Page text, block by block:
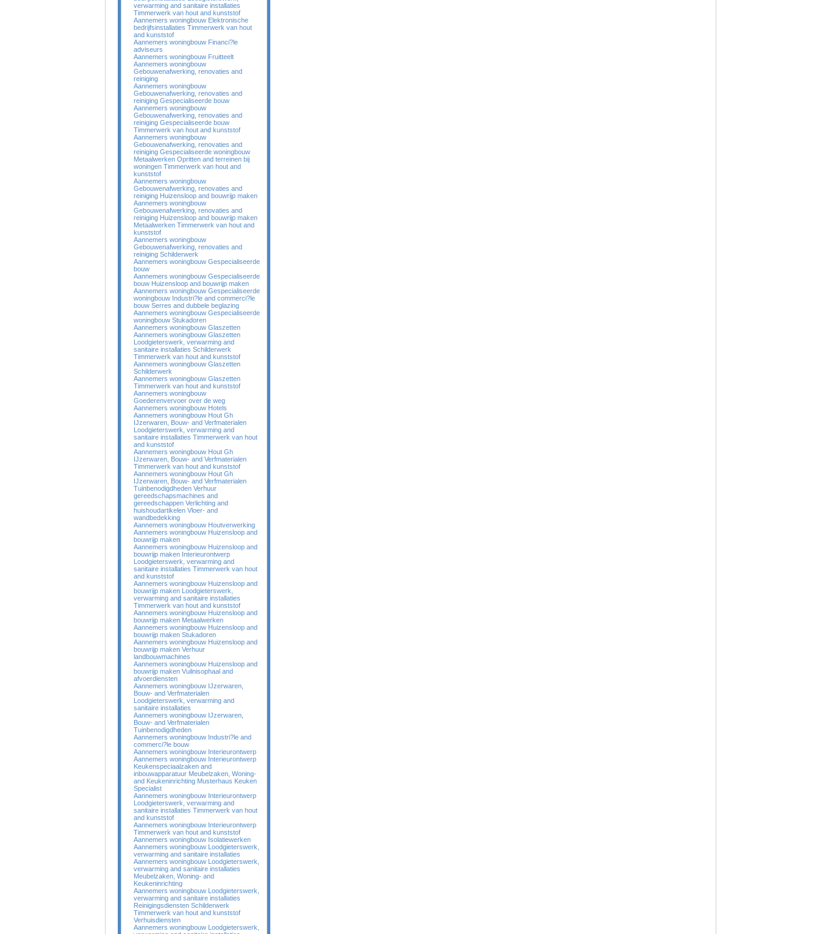
verwarming and sanitaire installaties
Timmerwerk van hout and kunststof
Aannemers woningbouw Elektronische
bedrijfsinstallaties Timmerwerk van hout
and kunststof
Aannemers woningbouw Financi?le
adviseurs
Aannemers woningbouw Fruitteelt
Aannemers woningbouw
Gebouwenafwerking, renovaties and
reiniging
Aannemers woningbouw
Gebouwenafwerking, renovaties and
reiniging Gespecialiseerde bouw
Aannemers woningbouw
Gebouwenafwerking, renovaties and
reiniging Gespecialiseerde bouw
Timmerwerk van hout and kunststof
Aannemers woningbouw
Gebouwenafwerking, renovaties and
reiniging Gespecialiseerde woningbouw
Metaalwerken Opritten and terreinen bij
woningen Timmerwerk van hout and
kunststof
Aannemers woningbouw
Gebouwenafwerking, renovaties and
reiniging Huizensloop and bouwrijp maken
Aannemers woningbouw
Gebouwenafwerking, renovaties and
reiniging Huizensloop and bouwrijp maken
Metaalwerken Timmerwerk van hout and
kunststof
Aannemers woningbouw
Gebouwenafwerking, renovaties and
reiniging Schilderwerk
Aannemers woningbouw Gespecialiseerde
bouw
Aannemers woningbouw Gespecialiseerde
bouw Huizensloop and bouwrijp maken
Aannemers woningbouw Gespecialiseerde
woningbouw Industri?le and commerci?le
bouw Serres and dubbele beglazing
Aannemers woningbouw Gespecialiseerde
woningbouw Stukadoren
Aannemers woningbouw Glaszetten
Aannemers woningbouw Glaszetten
Loodgieterswerk, verwarming and
sanitaire installaties Schilderwerk
Timmerwerk van hout and kunststof
Aannemers woningbouw Glaszetten
Schilderwerk
Aannemers woningbouw Glaszetten
Timmerwerk van hout and kunststof
Aannemers woningbouw
Goederenvervoer over de weg
Aannemers woningbouw Hotels
Aannemers woningbouw Hout Gh
IJzerwaren, Bouw- and Verfmaterialen
Loodgieterswerk, verwarming and
sanitaire installaties Timmerwerk van hout
and kunststof
Aannemers woningbouw Hout Gh
IJzerwaren, Bouw- and Verfmaterialen
Timmerwerk van hout and kunststof
Aannemers woningbouw Hout Gh
IJzerwaren, Bouw- and Verfmaterialen
Tuinbenodigdheden Verhuur
gereedschapsmachines and
gereedschappen Verlichting and
huishoudartikelen Vloer- and
wandbedekking
Aannemers woningbouw Houtverwerking
Aannemers woningbouw Huizensloop and
bouwrijp maken
Aannemers woningbouw Huizensloop and
bouwrijp maken Interieurontwerp
Loodgieterswerk, verwarming and
sanitaire installaties Timmerwerk van hout
and kunststof
Aannemers woningbouw Huizensloop and
bouwrijp maken Loodgieterswerk,
verwarming and sanitaire installaties
Timmerwerk van hout and kunststof
Aannemers woningbouw Huizensloop and
bouwrijp maken Metaalwerken
Aannemers woningbouw Huizensloop and
bouwrijp maken Stukadoren
Aannemers woningbouw Huizensloop and
bouwrijp maken Verhuur
landbouwmachines
Aannemers woningbouw Huizensloop and
bouwrijp maken Vuilnisophaal and
afvoerdiensten
Aannemers woningbouw IJzerwaren,
Bouw- and Verfmaterialen
Loodgieterswerk, verwarming and
sanitaire installaties
Aannemers woningbouw IJzerwaren,
Bouw- and Verfmaterialen
Tuinbenodigdheden
Aannemers woningbouw Industri?le and
commerci?le bouw
Aannemers woningbouw Interieurontwerp
Aannemers woningbouw Interieurontwerp
Keukenspeciaalzaken and
inbouwapparatuur Meubelzaken, Woning-
and Keukeninrichting Musterhaus Keuken
Specialist
Aannemers woningbouw Interieurontwerp
Loodgieterswerk, verwarming and
sanitaire installaties Timmerwerk van hout
and kunststof
Aannemers woningbouw Interieurontwerp
Timmerwerk van hout and kunststof
Aannemers woningbouw Isolatiewerken
Aannemers woningbouw Loodgieterswerk,
verwarming and sanitaire installaties
Aannemers woningbouw Loodgieterswerk,
verwarming and sanitaire installaties
Meubelzaken, Woning- and
Keukeninrichting
Aannemers woningbouw Loodgieterswerk,
verwarming and sanitaire installaties
Reinigingsdiensten Schilderwerk
Timmerwerk van hout and kunststof
Verhuisdiensten
Aannemers woningbouw Loodgieterswerk,